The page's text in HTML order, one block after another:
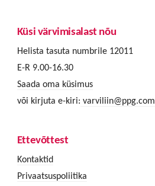
Küsi värvimisalast nõu
Helista tasuta numbrile 12011
E-R 9.00-16.30
Saada oma küsimus
või kirjuta e-kiri: varviliin@ppg.com
Ettevõttest
Kontaktid
Privaatsuspoliitika